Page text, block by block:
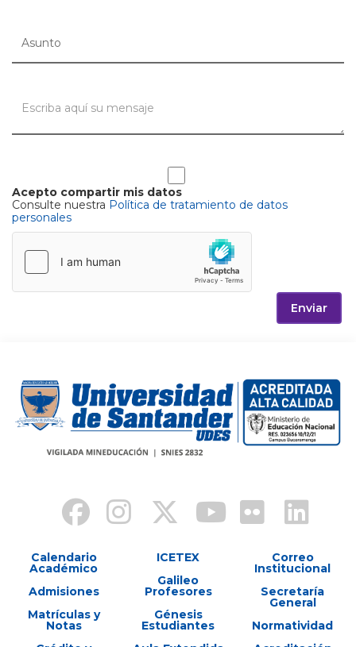
Acepto compartir mis datos
Consulte nuestra Política de tratamiento de datos
personales
Enviar
Calendario
Académico
Admisiones
Matrículas y
Notas
ICETEX
Galileo
Profesores
Génesis
Estudiantes
Correo
Institucional
Secretaría
General
Normatividad